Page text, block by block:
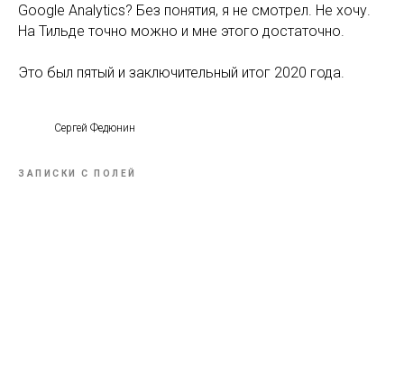
Google Analytics? Без понятия, я не смотрел. Не хочу.
На Тильде точно можно и мне этого достаточно.
Это был пятый и заключительный итог 2020 года.
Сергей Федюнин
ЗАПИСКИ С ПОЛЕЙ